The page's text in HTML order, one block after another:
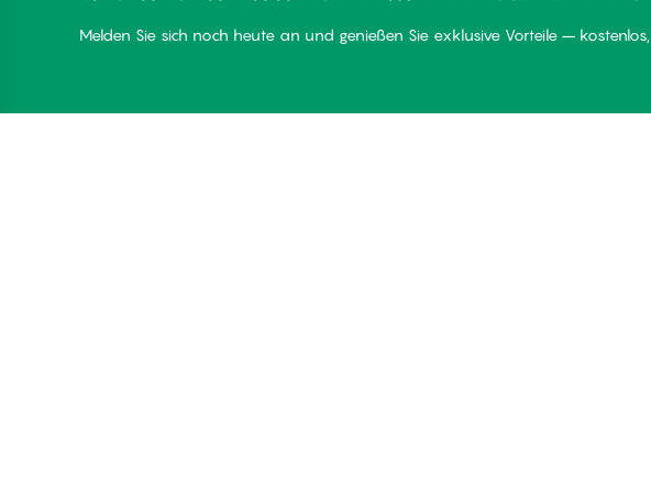
Melden Sie sich noch heute an und genießen Sie exklusive Vorteile –